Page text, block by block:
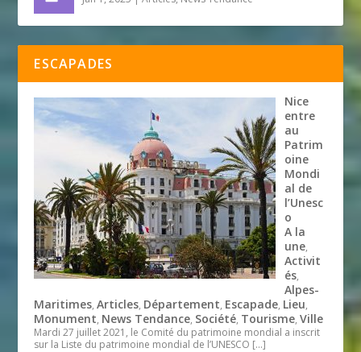
ESCAPADES
Nice
entre
au
Patrim
oine
Mondi
al de
l’Unesc
o
A la
une,
Activit
és,
Alpes-
Maritimes,Articles, Département, Escapade, Lieu,
Monument, News Tendance, Société, Tourisme,Ville
Mardi 27 juillet 2021, le Comité du patrimoine mondial a inscrit
sur la Liste du patrimoine mondial de l’UNESCO […]